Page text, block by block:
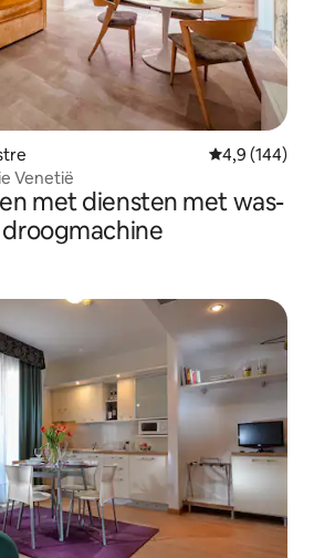
Gemiddelde
4,9 (144)
Venetië
met diensten met was-